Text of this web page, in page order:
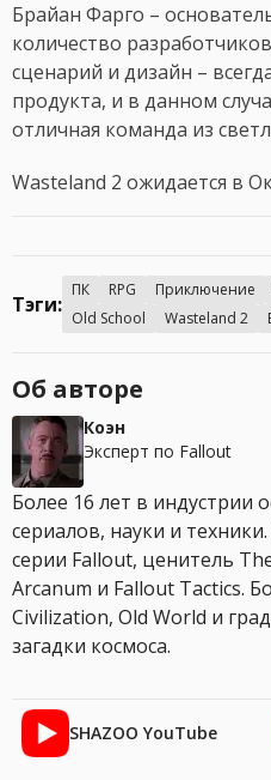
Брайан Фарго –
количество
сценарий и дизайн –
продукта, и в данном
отличная команда из
Wasteland 2 ожидается в
Тэги:
ПК RPG Приключение
Old School
Wasteland 2
Об авторе
Коэн
Эксперт по Fallout
Более 16 лет в индустрии
сериалов, науки и
серии Fallout, ценитель
Arcanum и Fallout Tactics.
Civilization, Old World и
загадки космоса.
SHAZOO YouTube